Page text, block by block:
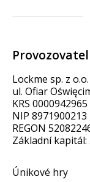
Lockme sp. z o.o.
ul. Ofiar
KRS 0000942965
NIP 8971900213
REGON
Základní kapitál:
Únikové hry